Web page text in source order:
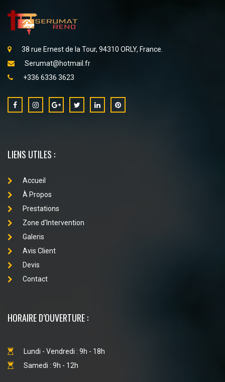
38 rue Ernest de la Tour, 94310 ORLY, France.
Serumat@hotmail.fr
+336 6336 3623
LIENS UTILES :
Accueil
À Propos
Prestations
Zone d'Intervention
Galeris
Avis Client
Devis
Contact
HORAIRE D’OUVERTURE :
Lundi - Vendredi : 9h - 18h
Samedi : 9h - 12h